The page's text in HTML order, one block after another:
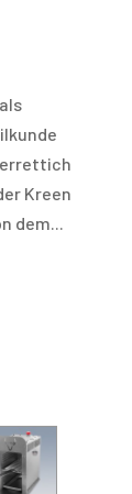
Kreen
dem...